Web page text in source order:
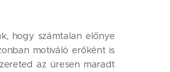
hogy számtalan előnye
motiváló erőként is
az üresen maradt